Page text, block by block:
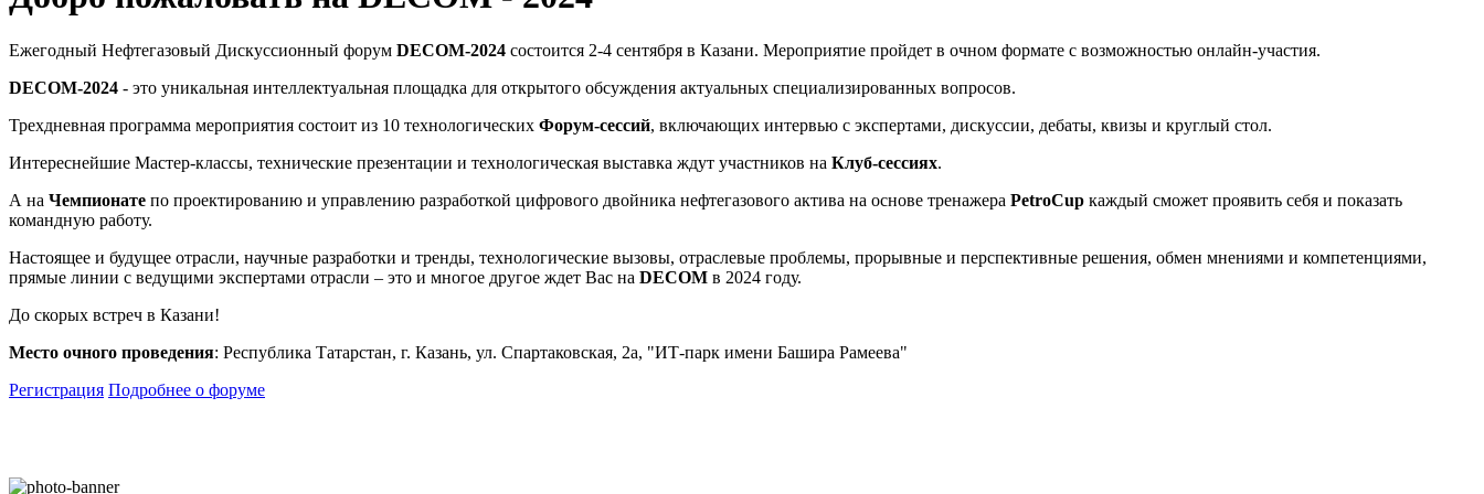
Ежегодный Нефтегазовый Дискуссионный форум DECOM-2024 состоится 2-4 сентября в Казани. Мероприятие пройдет в очном формате с возможностью онлайн-участия.
DECOM-2024 - это уникальная интеллектуальная площадка для открытого обсуждения актуальных специализированных вопросов.
Трехдневная программа мероприятия состоит из 10 технологических Форум-сессий, включающих интервью с экспертами, дискуссии, дебаты, квизы и круглый стол.
Интереснейшие Мастер-классы, технические презентации и технологическая выставка ждут участников на Клуб-сессиях.
А на Чемпионате по проектированию и управлению разработкой цифрового двойника нефтегазового актива на основе тренажера PetroCup каждый сможет проявить себя и показать
командную работу.
Настоящее и будущее отрасли, научные разработки и тренды, технологические вызовы, отраслевые проблемы, прорывные и перспективные решения, обмен мнениями и компетенциями,
прямые линии с ведущими экспертами отрасли – это и многое другое ждет Вас на DECOM в 2024 году.
До скорых встреч в Казани!
Место очного проведения: Республика Татарстан, г. Казань, ул. Спартаковская, 2а, "ИТ-парк имени Башира Рамеева"
Регистрация Подробнее о форуме